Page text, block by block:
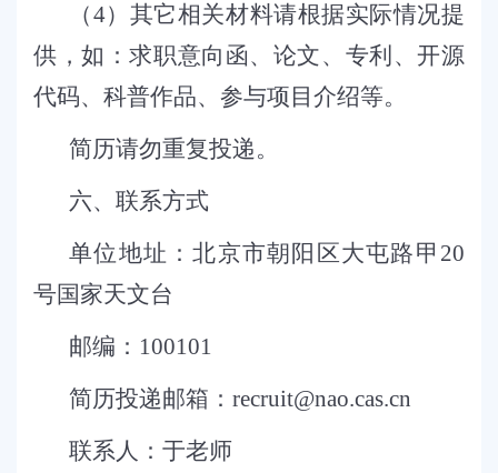
（4）其它相关材料请根据实际情况提
供，如：求职意向函、论文、专利、开源
代码、科普作品、参与项目介绍等。
简历请勿重复投递。
六、 联系方式
单位地址：北京市朝阳区大屯路甲 20
号国家天文台
邮编： 100101
简历投递邮箱： recruit@nao.cas.cn
联系人：于老师